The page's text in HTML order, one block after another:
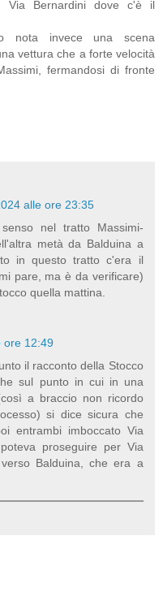
Via Bernardini dove c'è il
nota invece una scena
vettura che a forte velocità
fermandosi di fronte
alle ore 23:35
nel tratto Massimi-
metà da Balduina a
in questo tratto c'era il
pare, ma è da verificare)
quella mattina.
ore 12:49
il racconto della Stocco
sul punto in cui in una
a braccio non ricordo
si dice sicura che
entrambi imboccato Via
proseguire per Via
Balduina, che era a